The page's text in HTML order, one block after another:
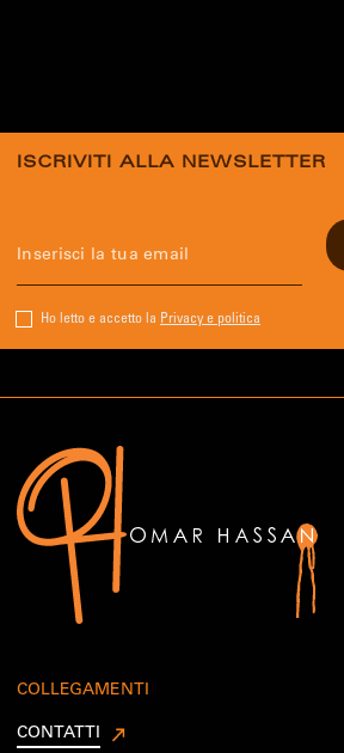
ISCRIVITI ALLA NEWSLETTER
Ho letto e accetto la Privacy e politica
COLLEGAMENTI
CONTATTI